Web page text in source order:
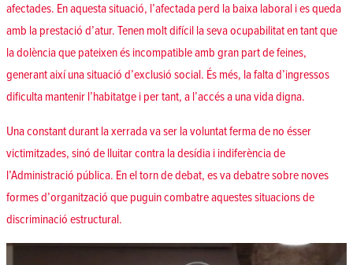
afectades. En aquesta situació, l’afectada perd la baixa laboral i es queda
amb la prestació d’atur. Tenen molt difícil la seva ocupabilitat en tant que
la dolència que pateixen és incompatible amb gran part de feines,
generant així una situació d’exclusió social. És més, la falta d’ingressos
dificulta mantenir l’habitatge i per tant, a l’accés a una vida digna.
Una constant durant la xerrada va ser la voluntat ferma de no ésser
victimitzades, sinó de lluitar contra la desídia i indiferència de
l’Administració pública. En el torn de debat, es va debatre sobre noves
formes d’organització que puguin combatre aquestes situacions de
discriminació estructural.